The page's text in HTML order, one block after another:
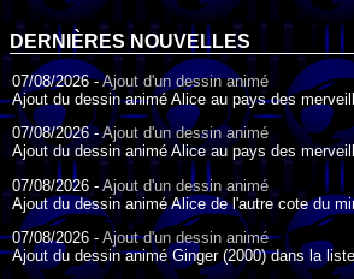
DERNIÈRES NOUVELLES
07/08/2026 -Ajout d'un dessin animé
Ajout du dessin animé Alice au pays des
07/08/2026 -Ajout d'un dessin animé
Ajout du dessin animé Alice au pays des
07/08/2026 - Ajout d'un dessin animé
Ajout du dessin animé Alice de l'autre cote du
07/08/2026 - Ajout d'un dessin animé
Ajout du dessin animé Ginger (2000) dans la